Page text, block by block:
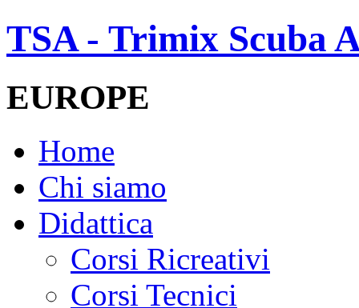
TSA - Trimix Scuba
EUROPE
Home
Chi siamo
Didattica
Corsi Ricreativi
Corsi Tecnici